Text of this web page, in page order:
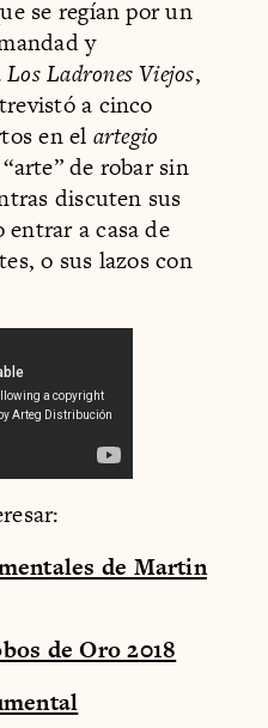
se regían por un
y
Los Ladrones Viejos,
a cinco
en el artegio
de robar sin
discuten sus
entrar a casa de
o sus lazos con
de Martin
de Oro 2018